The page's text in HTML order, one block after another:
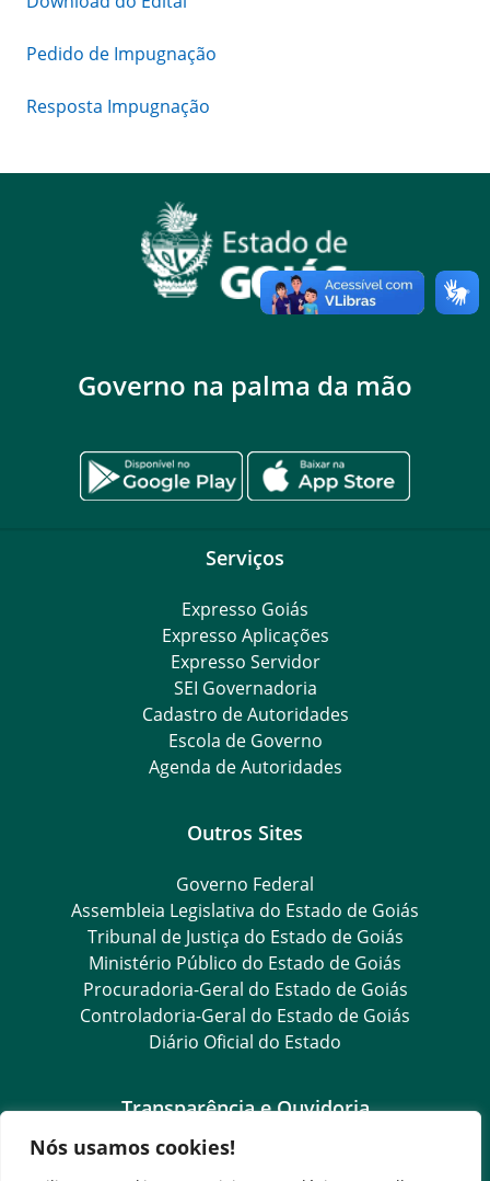
Nós usamos cookies!
Pedido de Impugnação
Resposta Impugnação
Governo na palma da mão
Serviços
Expresso Goiás
Expresso Aplicações
Expresso Servidor
SEI Governadoria
Cadastro de Autoridades
Escola de Governo
Agenda de Autoridades
Outros Sites
Governo Federal
Assembleia Legislativa do Estado de Goiás
Tribunal de Justiça do Estado de Goiás
Ministério Público do Estado de Goiás
Procuradoria-Geral do Estado de Goiás
Controladoria-Geral do Estado de Goiás
Diário Oficial do Estado
Transparência e Ouvidoria
LGPD